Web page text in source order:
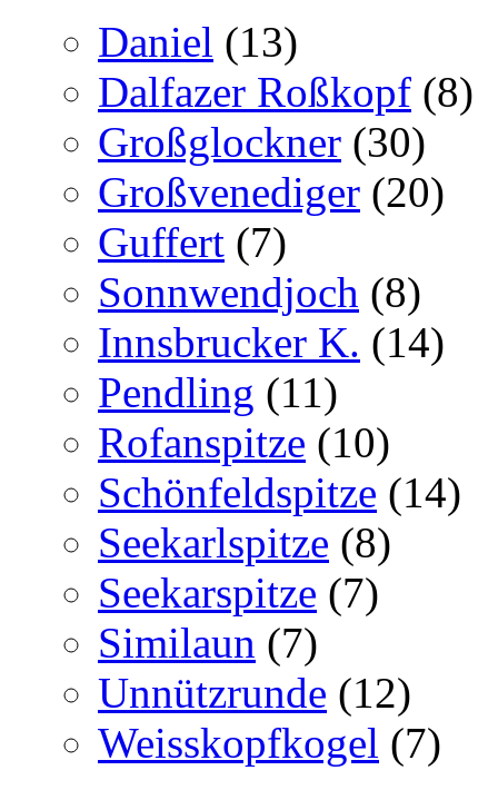
Daniel (13)
Dalfazer Roßkopf (8)
Großglockner (30)
Großvenediger (20)
Guffert (7)
Sonnwendjoch (8)
Innsbrucker K. (14)
Pendling (11)
Rofanspitze (10)
Schönfeldspitze (14)
Seekarlspitze (8)
Seekarspitze (7)
Similaun (7)
Unnützrunde (12)
Weisskopfkogel (7)